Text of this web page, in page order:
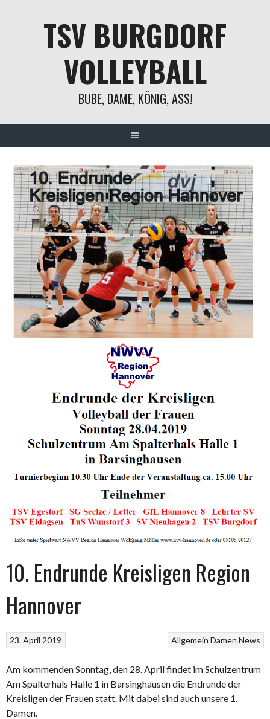
TSV BURGDORF
VOLLEYBALL
BUBE, DAME, KÖNIG, ASS!
10. Endrunde Kreisligen Region
Hannover
Allgemein Damen News
23. April 2019
Am kommenden Sonntag, den 28. April findet im Schulzentrum
Am Spalterhals Halle 1 in Barsinghausen die Endrunde der
Kreisligen der Frauen statt. Mit dabei sind auch unsere 1.
Damen.